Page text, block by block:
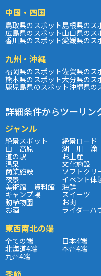
中国・四国
鳥取県のスポット島根県のス
広島県のスポット山口県のス
香川県のスポット愛媛県のス
九州・沖縄
福岡県のスポット佐賀県のス
熊本県のスポット大分県のス
鹿児島県のスポット沖縄県の
詳細条件からツーリン
ジャンル
絶景スポット 絶景ロード
山｜高原 湖｜川｜滝
道の駅 お土産
温泉 文化施設
商業施設 ソフトクリ
夜景 イベント体
美術館｜資料館 海鮮
キャンプ場 スイーツ
動植物園 お肉
お酒 ライダーハ
東西南北の端
全ての端 日本4端
北海道4端 本州4端
九州4端